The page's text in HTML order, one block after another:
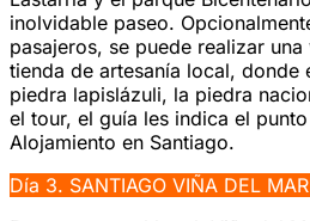
inolvidable paseo.
pasajeros, se puede realizar
tienda de artesanía local, donde
piedra lapislázuli, la piedra
el tour, el guía les indica el
Alojamiento en Santiago.
Día 3. SANTIAGO VIÑA DEL